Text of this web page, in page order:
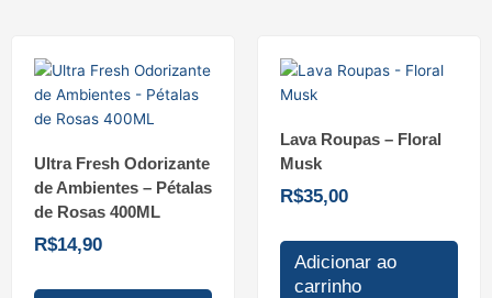
Ultra Fresh Odorizante
de Ambientes – Pétalas
de Rosas 400ML
R$14,90
Lava Roupas – Floral
Musk
R$35,00
Adicionar ao
carrinho